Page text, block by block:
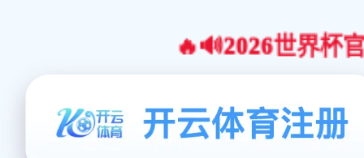
🔥🔊2026世界杯官网合